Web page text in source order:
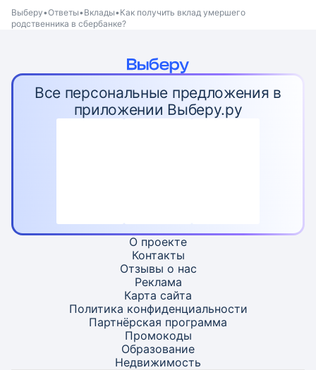
Выберу Ответы Вклады Как получить вклад умершего
родственника в сбербанке?
Все персональные предложения в
приложении Выберу.ру
О проекте
Контакты
Отзывы о нас
Реклама
Карта сайта
Политика конфиденциальности
Партнёрская программа
Промокоды
Образование
Недвижимость